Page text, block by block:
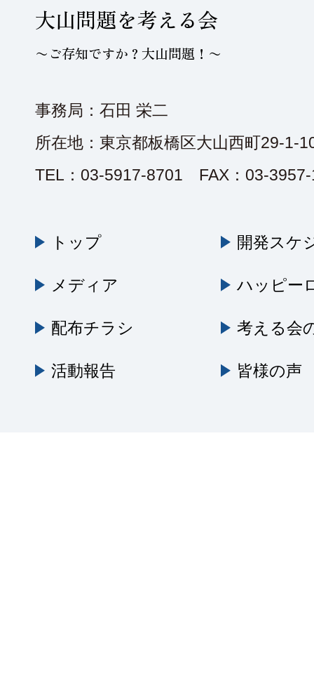
大山問題を考える会
〜ご存知ですか？大山問題！〜
事務局：石田 栄二
所在地：東京都板橋区大山西町29-1-
TEL：03-5917-8701 FAX：03-3957-
トップ 開発スケ
メディア ハッピー
配布チラシ 考える会
活動報告 皆様の声